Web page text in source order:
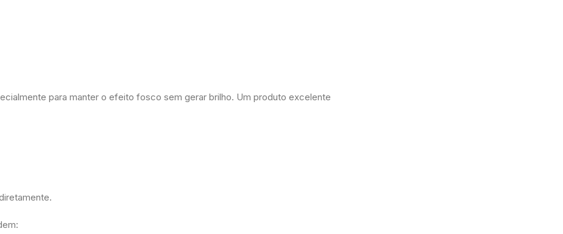
para manter o efeito fosco sem gerar brilho. Um produto excelente